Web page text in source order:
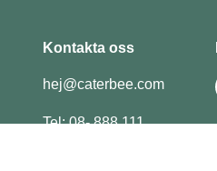
Kontakta oss
hej@caterbee.com
Tel: 08- 888 111